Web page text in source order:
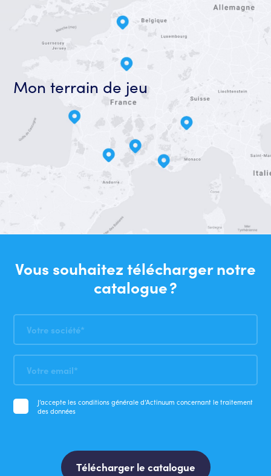
Mon terrain de jeu
Vous souhaitez télécharger notre
catalogue ?
J’accepte les conditions générale d’Actinuum concernant le traitement
des données
Télécharger le catalogue